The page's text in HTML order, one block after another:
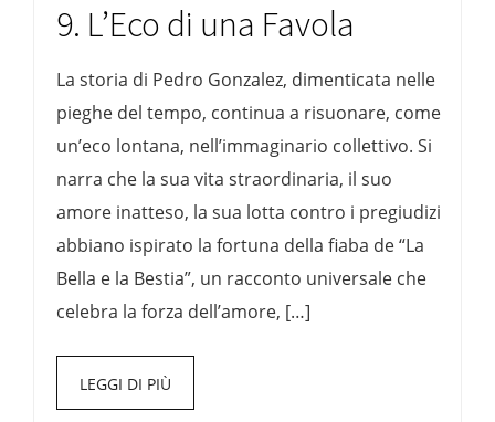
9. L’Eco di una Favola
La storia di Pedro Gonzalez, dimenticata nelle
pieghe del tempo, continua a risuonare, come
un’eco lontana, nell’immaginario collettivo. Si
narra che la sua vita straordinaria, il suo
amore inatteso, la sua lotta contro i pregiudizi
abbiano ispirato la fortuna della fiaba de “La
Bella e la Bestia”, un racconto universale che
celebra la forza dell’amore, […]
LEGGI DI PIÙ